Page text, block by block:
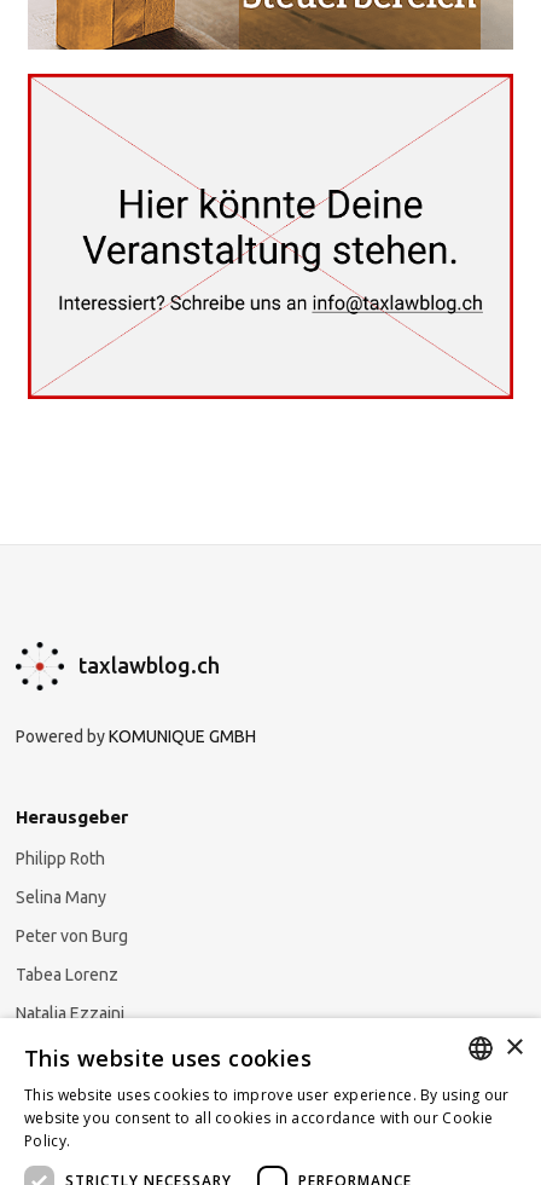
taxlawblog.ch
Powered byKOMUNIQUE GMBH
Herausgeber
Philipp Roth
Selina Many
Peter von Burg
Tabea Lorenz
Natalja Ezzaini
Newsletter abonnieren
GERMAN
×
This website uses cookies
This website uses cookies to improve user experience. By using our
website you consent to all cookies in accordance with our Cookie
Policy.
STRICTLY NECESSARY
PERFORMANCE